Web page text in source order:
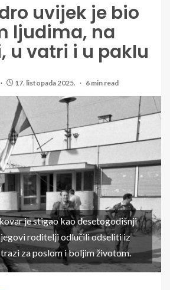
uvijek je bio
ljudima, na
u vatri i u paklu
17. listopada 2025. 6 min read
je stigao kao desetogodišnji
roditelji odlučili odseliti iz
za poslom i boljim životom.